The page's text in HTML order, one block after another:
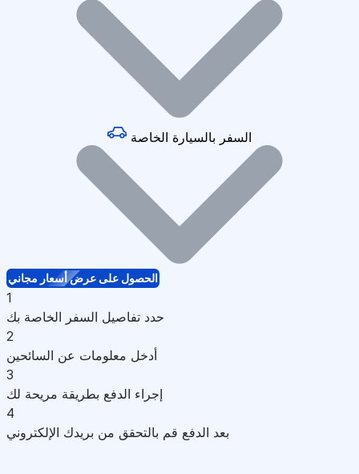
السفر بالسيارة الخاصة
الحصول على عرض أسعار مجاني
1
حدد تفاصيل السفر الخاصة بك
2
أدخل معلومات عن السائحين
3
إجراء الدفع بطريقة مريحة لك
4
بعد الدفع قم بالتحقق من بريدك الإلكتروني